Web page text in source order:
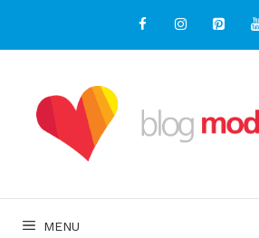
o
MENU